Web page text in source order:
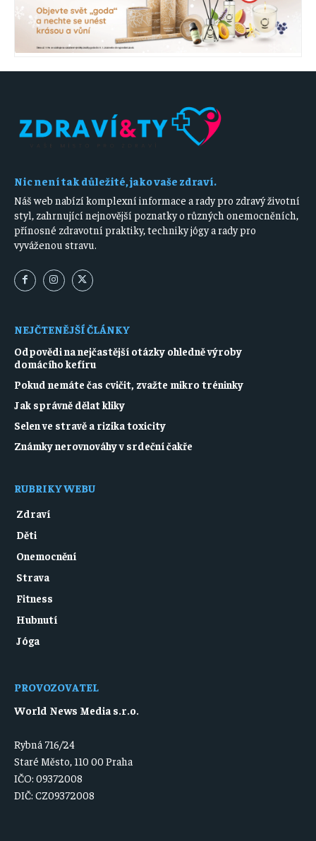
Nic není tak důležité, jako vaše zdraví.
Náš web nabízí komplexní informace a rady pro zdravý životní
styl, zahrnující nejnovější poznatky o různých onemocněních,
přínosné zdravotní praktiky, techniky jógy a rady pro
vyváženou stravu.
NEJČTENĚJŠÍ ČLÁNKY
Odpovědi na nejčastější otázky ohledně výroby
domácího kefíru
Pokud nemáte čas cvičit, zvažte mikro tréninky
Jak správně dělat kliky
Selen ve stravě a rizika toxicity
Známky nerovnováhy v srdeční čakře
RUBRIKY WEBU
Zdraví
Děti
Onemocnění
Strava
Fitness
Hubnutí
Jóga
PROVOZOVATEL
World News Media s.r.o.
Rybná 716/24
Staré Město, 110 00 Praha
IČO: 09372008
DIČ: CZ09372008